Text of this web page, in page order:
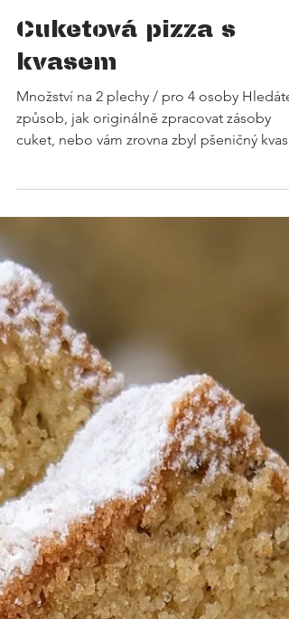
RECEPTY
Cuketová pizza s
kvasem
Množství na 2 plechy / pro 4 osoby Hledáte
geniální řešení! Těsto je díky zelenině
dodají nadýchaný/fluffy efekt i když je pizza
vážně velmi tenká a navíc si ušetříte
zdlouhavé hnětení a kynutí klasického pizza
těsta. Navrch pak už stačí jen přidat to, co
máte nejraději. Základ pizzy #cuketa 600 g
Pokud